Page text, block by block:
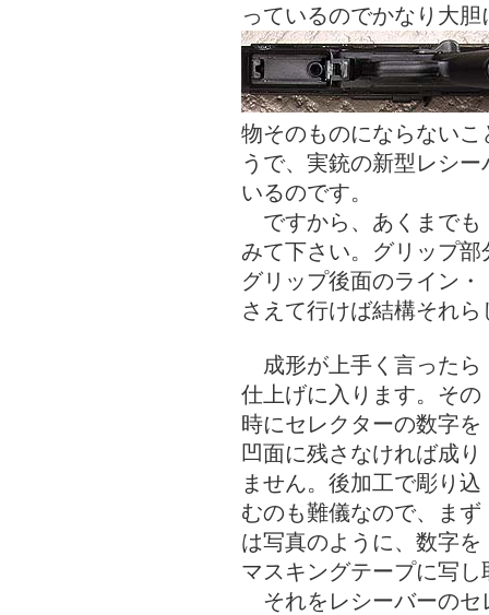
っているのでかなり大
物そのものにならない
うで、実銃の新型レシ
いるのです。
ですから、あくまでも
みて下さい。グリップ
グリップ後面のライン
さえて行けば結構それ
成形が上手く言ったら
仕上げに入ります。その
時にセレクターの数字を
凹面に残さなければ成り
ません。後加工で彫り込
むのも難儀なので、まず
は写真のように、数字を
マスキングテープに写し
それをレシーバーのセ